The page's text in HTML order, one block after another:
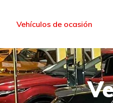
Vehículos de ocasión